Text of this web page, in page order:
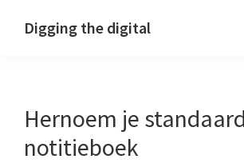
Digging the digital
Hernoem je standaard
notitieboek